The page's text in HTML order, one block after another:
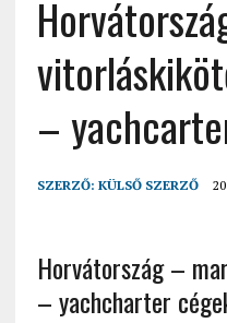
–
SZERZŐ: KÜLSŐ SZERZŐ
Horvátország –
– yachcharter